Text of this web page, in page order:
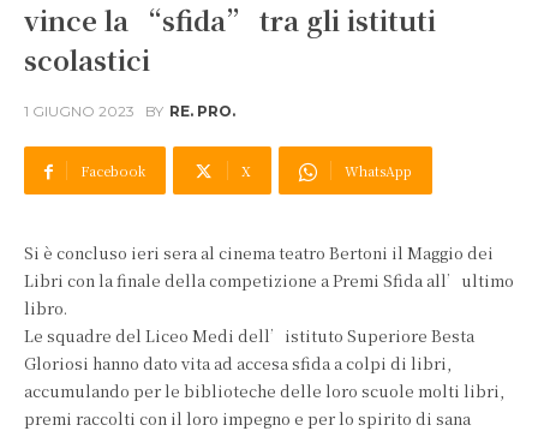
vince la “sfida” tra gli istituti
scolastici
1 GIUGNO 2023 BY RE. PRO.
Facebook X WhatsApp
Si è concluso ieri sera al cinema teatro Bertoni il Maggio dei
Libri con la finale della competizione a Premi Sfida all’ultimo
libro.
Le squadre del Liceo Medi dell’istituto Superiore Besta
Gloriosi hanno dato vita ad accesa sfida a colpi di libri,
accumulando per le biblioteche delle loro scuole molti libri,
premi raccolti con il loro impegno e per lo spirito di sana